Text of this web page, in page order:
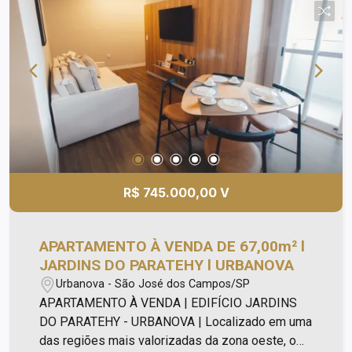
Mirante na praça Blue View: existência de praça
de contemplação do pôr do sol e da visão mais
ampla da cidade; * Complexo aquático: piscina
adulto e infantil, espaço para biribol, SPA
terapêutico (3 ambientes), gazebo relax,
toboágua e escorregador infantil; * Coworking
com sala de reunião; * Academia equipada; *
Todos os ambientes fechados do condomínio
possuem ar condicionados; ***Avalia permuta por
R$ 745.000,00 V
APARTAMENTO À VENDA DE 67,00m² l
JARDINS DO PARATEHY l URBANOVA
Urbanova - São José dos Campos/SP
APARTAMENTO À VENDA | EDIFÍCIO JARDINS
DO PARATEHY - URBANOVA | Localizado em uma
das regiões mais valorizadas da zona oeste, o